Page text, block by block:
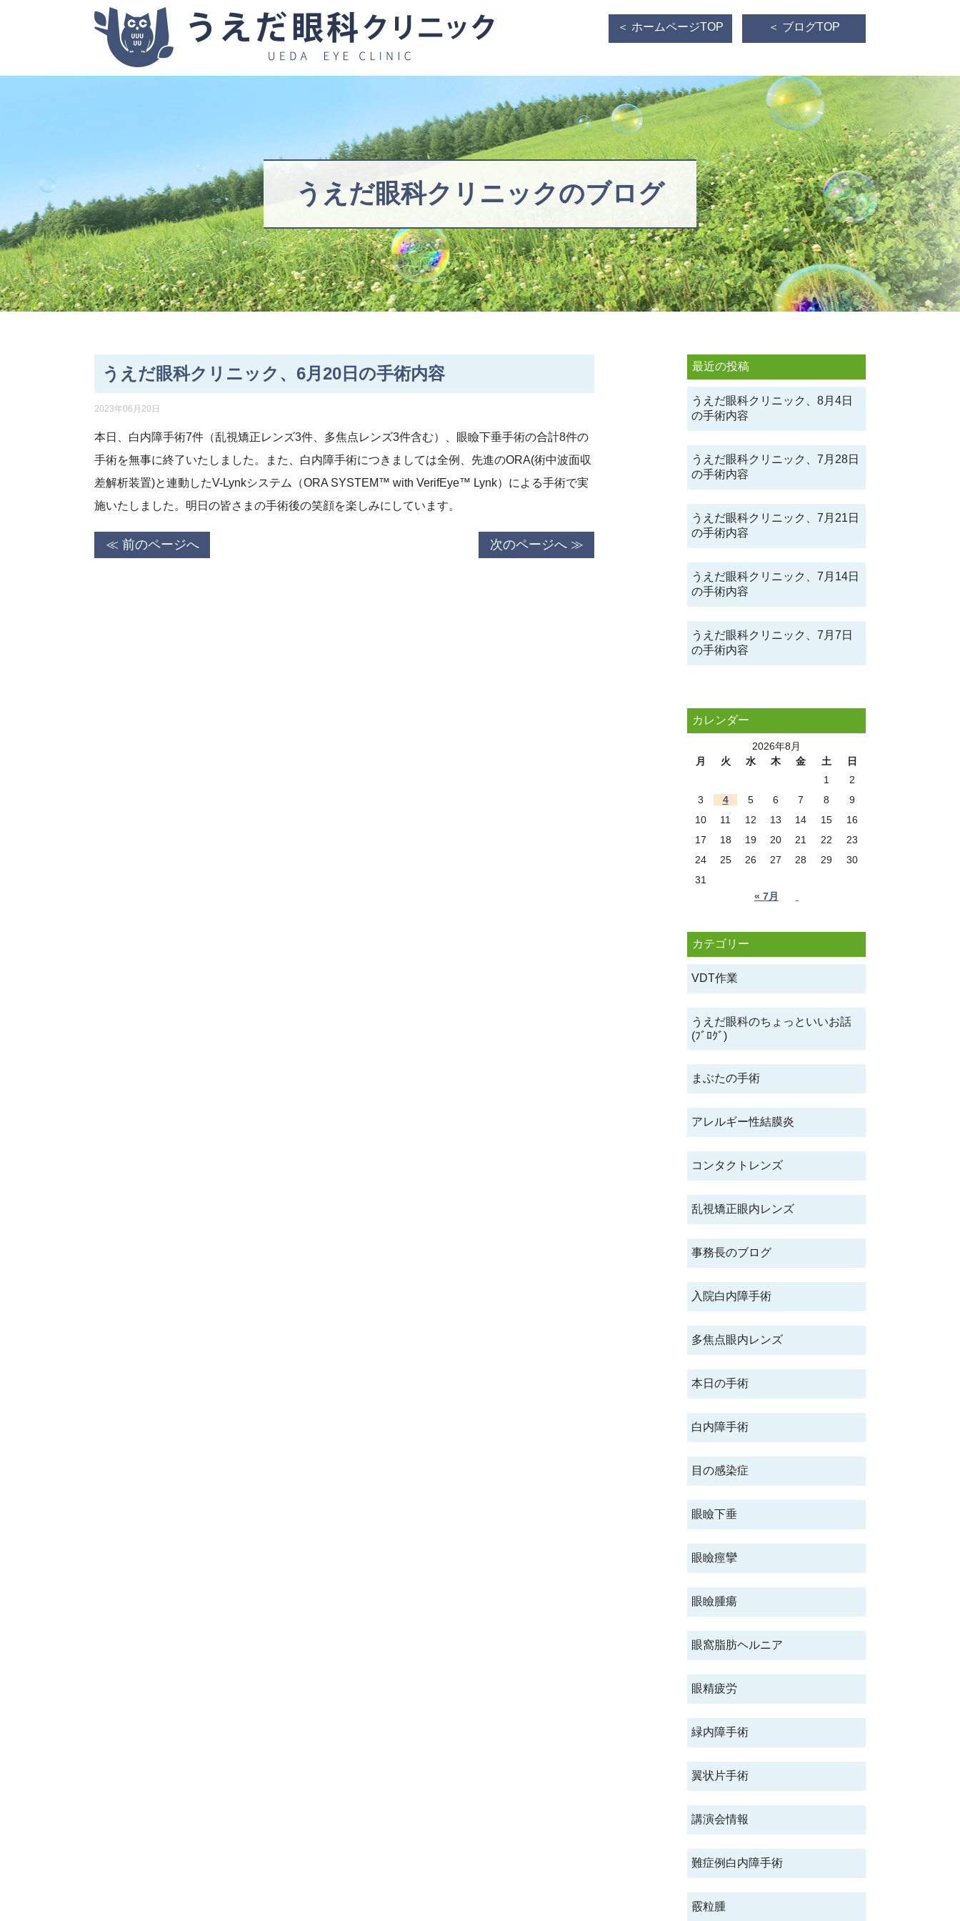
＜ ホームページTOP ＜ ブログTOP
うえだ眼科クリニックのブログ
最近の投稿
うえだ眼科クリニック、8月4日
の手術内容
うえだ眼科クリニック、7月28日
の手術内容
うえだ眼科クリニック、7月21日
の手術内容
うえだ眼科クリニック、7月14日
の手術内容
うえだ眼科クリニック、7月7日
の手術内容
カレンダー
2026年8月
月
火 水 木 金 土
日
1
2
3
4 5 6 7 8
9
10
11 12 13 14 15
16
17
18 19 20 21 22
23
24
25 26 27 28 29
30
31
« 7月
カテゴリー
VDT作業
うえだ眼科のちょっといいお話
(ﾌﾞﾛｸﾞ)
まぶたの手術
アレルギー性結膜炎
コンタクトレンズ
乱視矯正眼内レンズ
事務長のブログ
入院白内障手術
多焦点眼内レンズ
本日の手術
白内障手術
目の感染症
眼瞼下垂
眼瞼痙攣
眼瞼腫瘍
眼窩脂肪ヘルニア
眼精疲労
緑内障手術
翼状片手術
講演会情報
難症例白内障手術
霰粒腫
うえだ眼科クリニック、6月20日の手術内容
2023年06月20日
本日、白内障手術7件（乱視矯正レンズ3件、多焦点レンズ3件含む）、眼瞼下垂手術の合計8件の
手術を無事に終了いたしました。また、白内障手術につきましては全例、先進のORA(術中波面収
差解析装置)と連動したV-Lynkシステム（ORA SYSTEM™ with VerifEye™ Lynk）による手術で実
施いたしました。明日の皆さまの手術後の笑顔を楽しみにしています。
≪ 前のページへ 次のページへ ≫